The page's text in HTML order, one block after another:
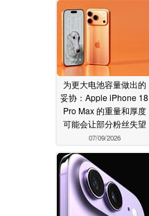
为更大电池容量做出的
妥协：Apple iPhone 18
Pro Max 的重量和厚度
可能会让部分粉丝失望
07/09/2026